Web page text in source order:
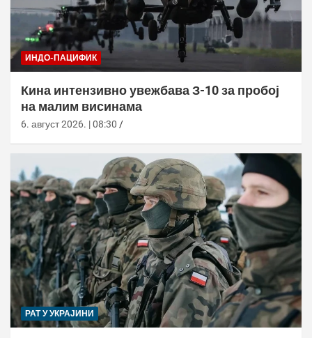
ИНДО-ПАЦИФИК
Кина интензивно увежбава З-10 за пробој
на малим висинама
6. август 2026. | 08:30
РАТ У УКРАЈИНИ